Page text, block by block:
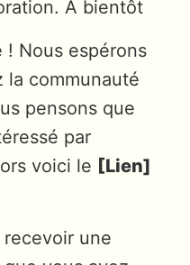
À bientôt
Nous espérons
la communauté
pensons que
par
voici le [Lien]
une